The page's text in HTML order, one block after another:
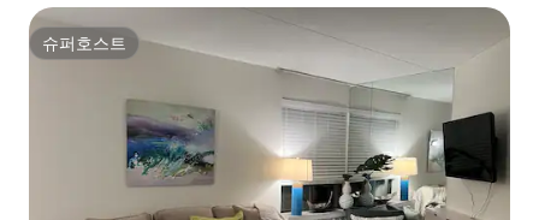
슈퍼호스트
슈퍼호스트